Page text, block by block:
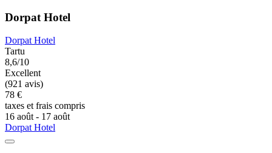
Dorpat Hotel
Dorpat Hotel
Tartu
8,6/10
Excellent
(921 avis)
78 €
taxes et frais compris
16 août - 17 août
Dorpat Hotel